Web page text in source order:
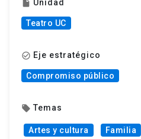
insert_drive_file Unidad
Teatro UC
check_circle_outline Eje estratégico
Compromiso público
local_offer Temas
Artes y cultura Familia